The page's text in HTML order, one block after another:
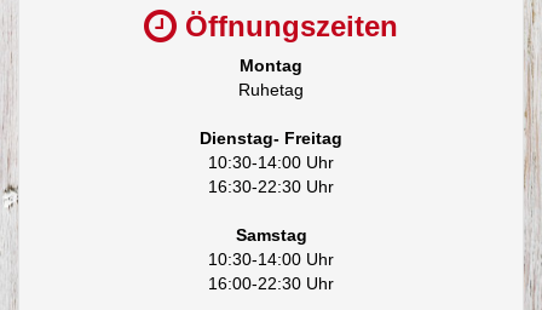
Öffnungszeiten
Montag
Ruhetag
Dienstag- Freitag
10:30-14:00 Uhr
16:30-22:30 Uhr
Samstag
10:30-14:00 Uhr
16:00-22:30 Uhr